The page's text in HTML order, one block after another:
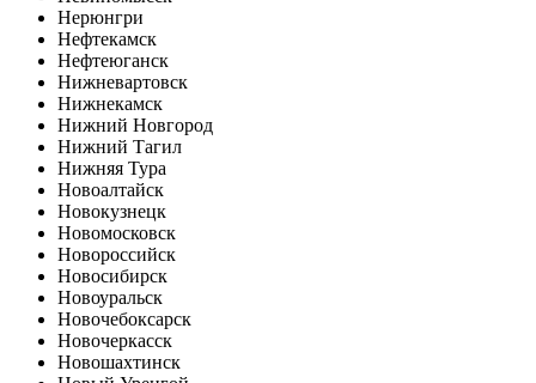
Нерюнгри
Нефтекамск
Нефтеюганск
Нижневартовск
Нижнекамск
Нижний Новгород
Нижний Тагил
Нижняя Тура
Новоалтайск
Новокузнецк
Новомосковск
Новороссийск
Новосибирск
Новоуральск
Новочебоксарск
Новочеркасск
Новошахтинск